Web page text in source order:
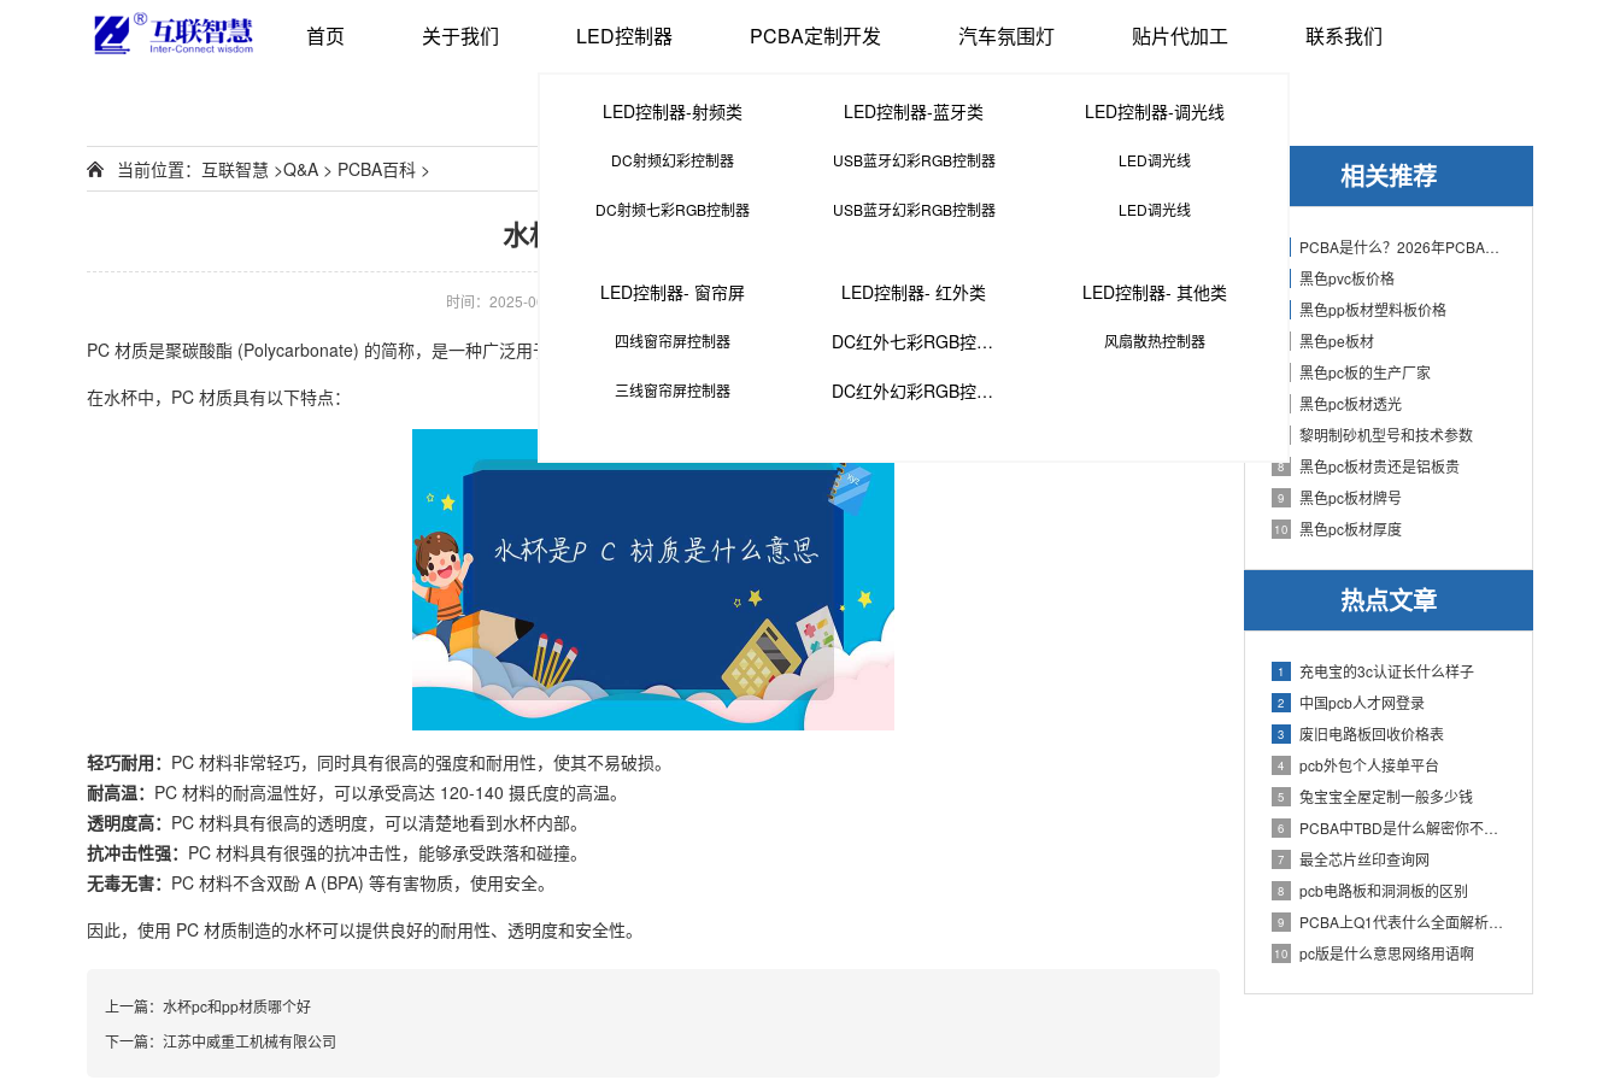
首页 关于我们 LED控制器
LED控制器-射频类
DC射频幻彩控制器
DC射频七彩RGB控制器
LED控制器-蓝牙类
USB蓝牙幻彩RGB控制器
USB蓝牙幻彩RGB控制器
LED控制器-调光线
LED调光线
LED调光线
LED控制器- 窗帘屏
四线窗帘屏控制器
三线窗帘屏控制器
LED控制器- 红外类
DC红外七彩RGB控制器
DC红外幻彩RGB控制器
LED控制器- 其他类
风扇散热控制器
PCBA定制开发 汽车氛围灯 贴片代加工 联系我们
相关推荐
PCBA是什么？2026年PCBA制造与代工指南：专业方案、流程与应用
黑色pvc板价格
黑色pp板材塑料板价格
黑色pe板材
黑色pc板的生产厂家
黑色pc板材透光
黎明制砂机型号和技术参数
8 黑色pc板材贵还是铝板贵
9 黑色pc板材牌号
10 黑色pc板材厚度
热点文章
1 充电宝的3c认证长什么样子
2 中国pcb人才网登录
3 废旧电路板回收价格表
4 pcb外包个人接单平台
5 兔宝宝全屋定制一般多少钱
6 PCBA中TBD是什么解密你不知道的电子行业术语
7 最全芯片丝印查询网
8 pcb电路板和洞洞板的区别
9 PCBA上Q1代表什么全面解析PCB电路板中Q1的作用
10 pc版是什么意思网络用语啊
当前位置： 互联智慧 >Q&A > PCBA百科 >
水杯是PC材质是什么意思
时间：2025-06-14 11:38:00 来源：PCBA 次
PC 材质是聚碳酸酯 (Polycarbonate) 的简称，是一种广泛用于制造各种产品的热塑性塑料。
在水杯中，PC 材质具有以下特点：
轻巧耐用： PC 材料非常轻巧，同时具有很高的强度和耐用性，使其不易破损。
耐高温： PC 材料的耐高温性好，可以承受高达 120-140 摄氏度的高温。
透明度高： PC 材料具有很高的透明度，可以清楚地看到水杯内部。
抗冲击性强： PC 材料具有很强的抗冲击性，能够承受跌落和碰撞。
无毒无害： PC 材料不含双酚 A (BPA) 等有害物质，使用安全。
因此，使用 PC 材质制造的水杯可以提供良好的耐用性、透明度和安全性。
上一篇： 水杯pc和pp材质哪个好
下一篇： 江苏中威重工机械有限公司